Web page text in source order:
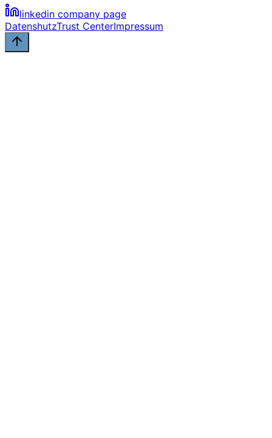
linkedin company page
DatenshutzTrust CenterImpressum